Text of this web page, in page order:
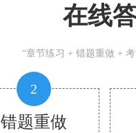
在线
“章节练习 + 错题重做 +
2
错题重做